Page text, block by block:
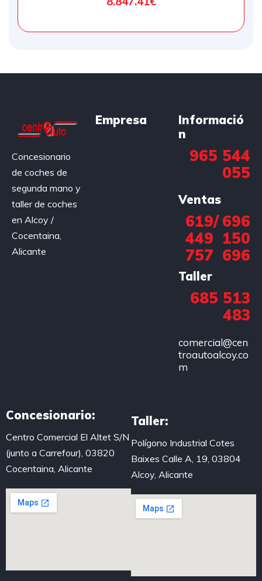
Concesionario
de coches de
segunda mano y
taller de coches
en Alcoy /
Cocentaina,
Alicante
Empresa
Informació
n
965 544
055
Ventas
619
449
757
/ 696
150
696
Taller
685 513
483
comercial@cen
troautoalcoy.co
m
Concesionario:
Centro Comercial El Altet S/N
(junto a Carrefour), 03820
Cocentaina, Alicante
Taller:
Polígono Industrial Cotes
Baixes Calle A, 19, 03804
Alcoy, Alicante